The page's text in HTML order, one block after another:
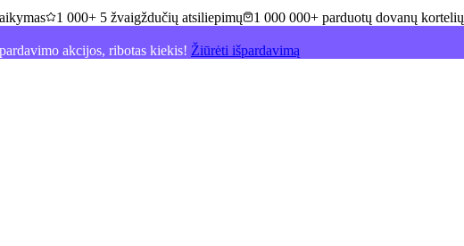
1 000+ 5 žvaigždučių atsiliepimų 1 000 000+ parduotų dovanų kortelių
akcijos, ribotas kiekis! Žiūrėti išpardavimą